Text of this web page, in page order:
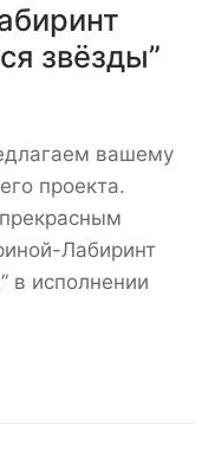
звёзды”
вашему
проекта.
Лабиринт
в исполнении